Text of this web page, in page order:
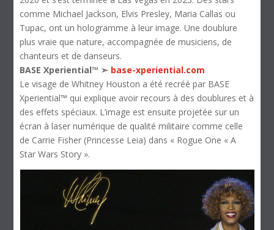
comme Michael Jackson, Elvis Presley, Maria Callas ou
Tupac, ont un hologramme à leur image. Une doublure
plus vraie que nature, accompagnée de musiciens, de
chanteurs et de danseurs.
BASE Xperiential™ ➣ base-xperiential.com
Le visage de Whitney Houston a été recréé par BASE
Xperiential™ qui explique avoir recours à des doublures et à
des effets spéciaux. L’image est ensuite projetée sur un
écran à laser numérique de qualité militaire comme celle
de Carrie Fisher (Princesse Leia) dans « Rogue One « A
Star Wars Story ».